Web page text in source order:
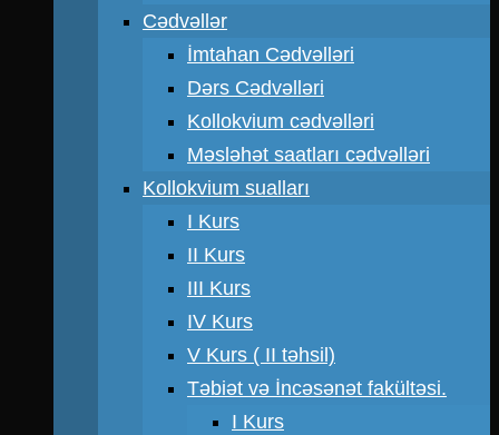
Cədvəllər
İmtahan Cədvəlləri
Dərs Cədvəlləri
Kollokvium cədvəlləri
Məsləhət saatları cədvəlləri
Kollokvium sualları
I Kurs
II Kurs
III Kurs
IV Kurs
V Kurs ( II təhsil)
Təbiət və İncəsənət fakültəsi.
I Kurs